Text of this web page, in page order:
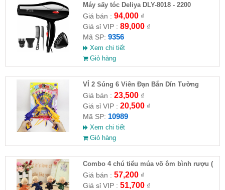
Máy sấy tóc Deliya DLY-8018 - 2200
Giá bán : 94,000₫
Giá sỉ VIP : 89,000₫
Mã SP: 9356
Xem chi tiết
Giỏ hàng
VỈ 2 Súng 6 Viên Đạn Bắn Dín Tường
Giá bán : 23,500₫
Giá sỉ VIP : 20,500₫
Mã SP: 10989
Xem chi tiết
Giỏ hàng
Combo 4 chú tiểu múa võ ôm bình rượu (
HĐ )
Giá bán : 57,200₫
Giá sỉ VIP : 51,700₫